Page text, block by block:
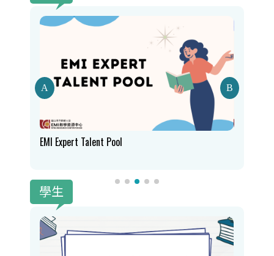
EMI Expert Talent Pool
學生